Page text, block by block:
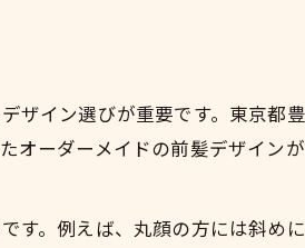
ザイン選びが重要です。東京都
オーダーメイドの前髪デザイン
す。例えば、丸顔の方には斜め